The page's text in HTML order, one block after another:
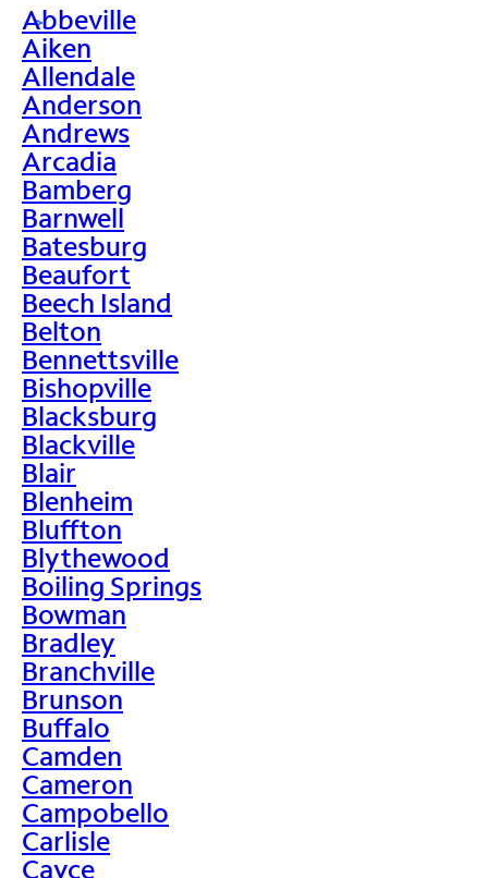
>
Abbeville
Aiken
Allendale
Anderson
Andrews
Arcadia
Bamberg
Barnwell
Batesburg
Beaufort
Beech Island
Belton
Bennettsville
Bishopville
Blacksburg
Blackville
Blair
Blenheim
Bluffton
Blythewood
Boiling Springs
Bowman
Bradley
Branchville
Brunson
Buffalo
Camden
Cameron
Campobello
Carlisle
Cayce